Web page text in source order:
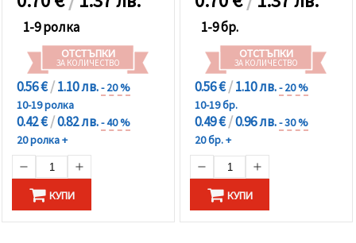
1-9 ролка
ОТСТЪПКИ
ЗА КОЛИЧЕСТВО
0.56 €/1.10 лв.- 20 %
10-19 ролка
0.42 €/0.82 лв.- 40 %
20 ролка +
КУПИ
1-9 бр.
ОТСТЪПКИ
ЗА КОЛИЧЕСТВО
0.56 €/1.10 лв.- 20 %
10-19 бр.
0.49 €/0.96 лв.- 30 %
20 бр. +
КУПИ